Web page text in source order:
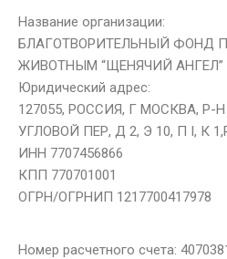
Название организации:
БЛАГОТВОРИТЕЛЬНЫЙ ФОНД
ЖИВОТНЫМ “ЩЕНЯЧИЙ АНГЕЛ”
Юридический адрес:
127055, РОССИЯ, Г МОСКВА, Р-
УГЛОВОЙ ПЕР, Д 2, Э 10, П I, К
ИНН 7707456866
КПП 770701001
ОГРН/ОГРНИП 1217700417978
Номер расчетного счета: